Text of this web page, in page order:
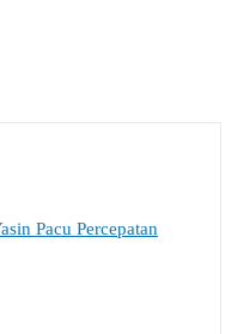
Pacu Percepatan